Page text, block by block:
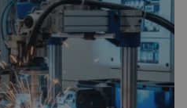
COMPANY
complexiteit van de
Linear Synchronous
in een compact design.
riemen, schroeven en
resultaat? Razendsnelle,